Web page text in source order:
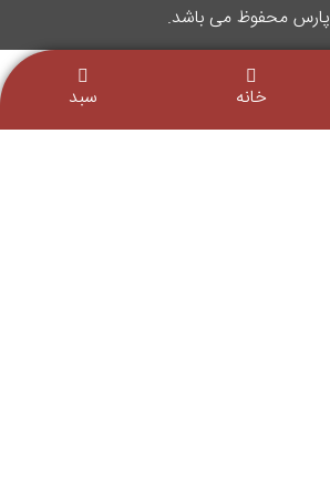
پارس محفوظ می باشد.
خانه سبد